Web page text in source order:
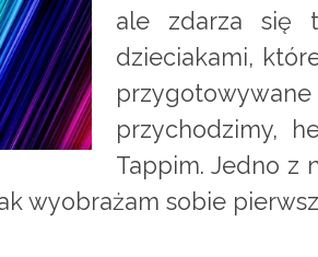
ale zdarza się
dzieciakami,
przychodzimy,
Tappim. Jedno z
wyobrażam sobie